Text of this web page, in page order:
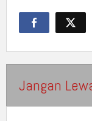
Jangan